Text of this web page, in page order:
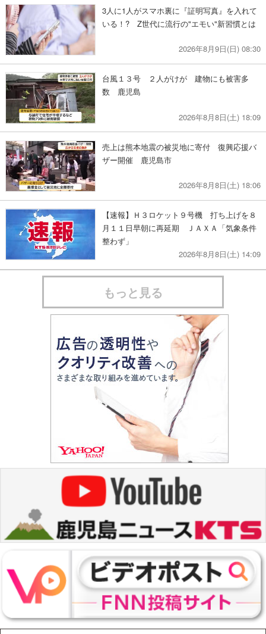
3人に1人がスマホ裏に『証明写真』を入れて
いる！? Z世代に流行の"エモい"新習慣とは
2026年8月9日(日) 08:30
台風１３号 ２人がけが 建物にも被害多
数 鹿児島
2026年8月8日(土) 18:09
売上は熊本地震の被災地に寄付 復興応援バ
ザー開催 鹿児島市
2026年8月8日(土) 18:06
【速報】Ｈ３ロケット９号機 打ち上げを８
月１１日早朝に再延期 ＪＡＸＡ「気象条件
整わず」
2026年8月8日(土) 14:09
もっと見る